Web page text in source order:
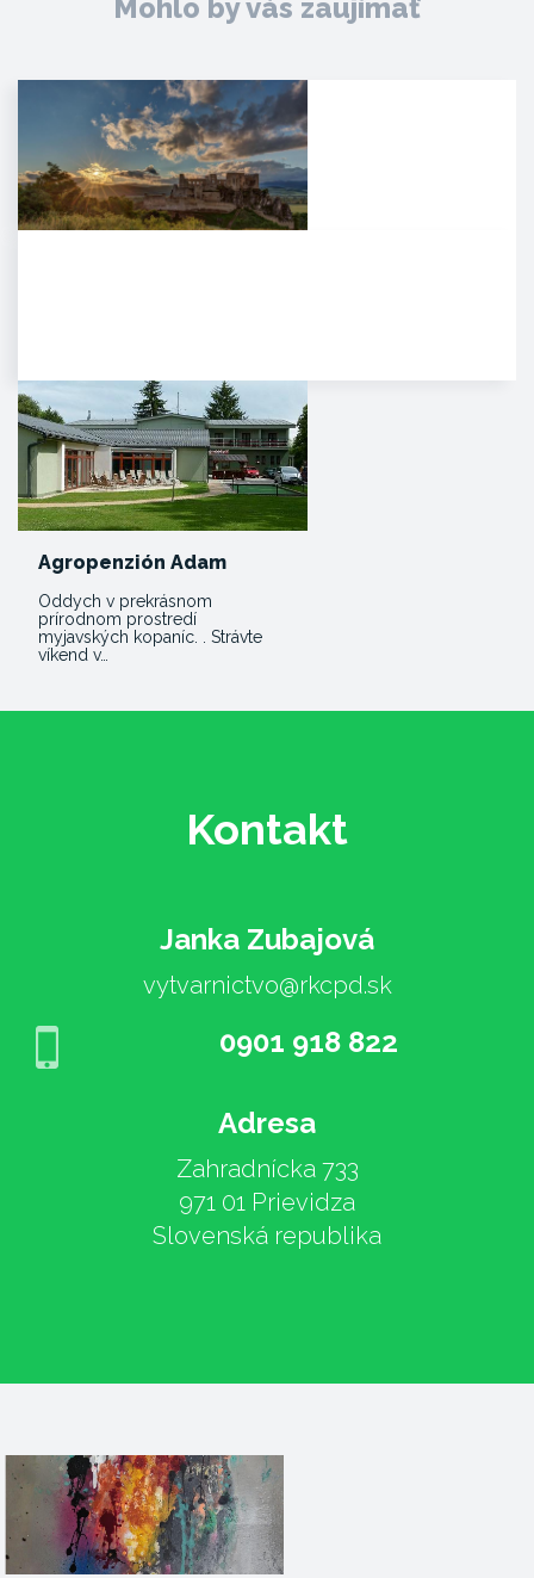
Mohlo by vás zaujímať
Agropenzión Adam
Oddych v prekrásnom
prírodnom prostredí
myjavských kopaníc. . Strávte
víkend v…
Kontakt
Janka Zubajová
vytvarnictvo@rkcpd.sk
0901 918 822
Adresa
Zahradnícka 733
971 01 Prievidza
Slovenská republika